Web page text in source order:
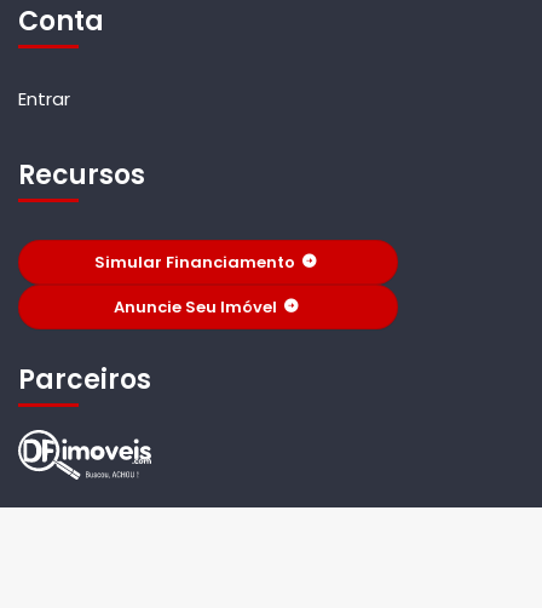
Conta
Entrar
Recursos
Simular Financiamento
Anuncie Seu Imóvel
Parceiros